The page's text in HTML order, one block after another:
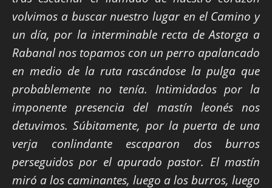
volvimos a buscar nuestro lugar en el Camino y
un día, por la interminable recta de Astorga a
Rabanal nos topamos con un perro apalancado
en medio de la ruta rascándose la pulga que
probablemente no tenía. Intimidados por la
imponente presencia del mastín leonés nos
detuvimos. Súbitamente, por la puerta de una
verja conlindante escaparon dos burros
perseguidos por el apurado pastor. El mastín
miró a los caminantes, luego a los burros, luego